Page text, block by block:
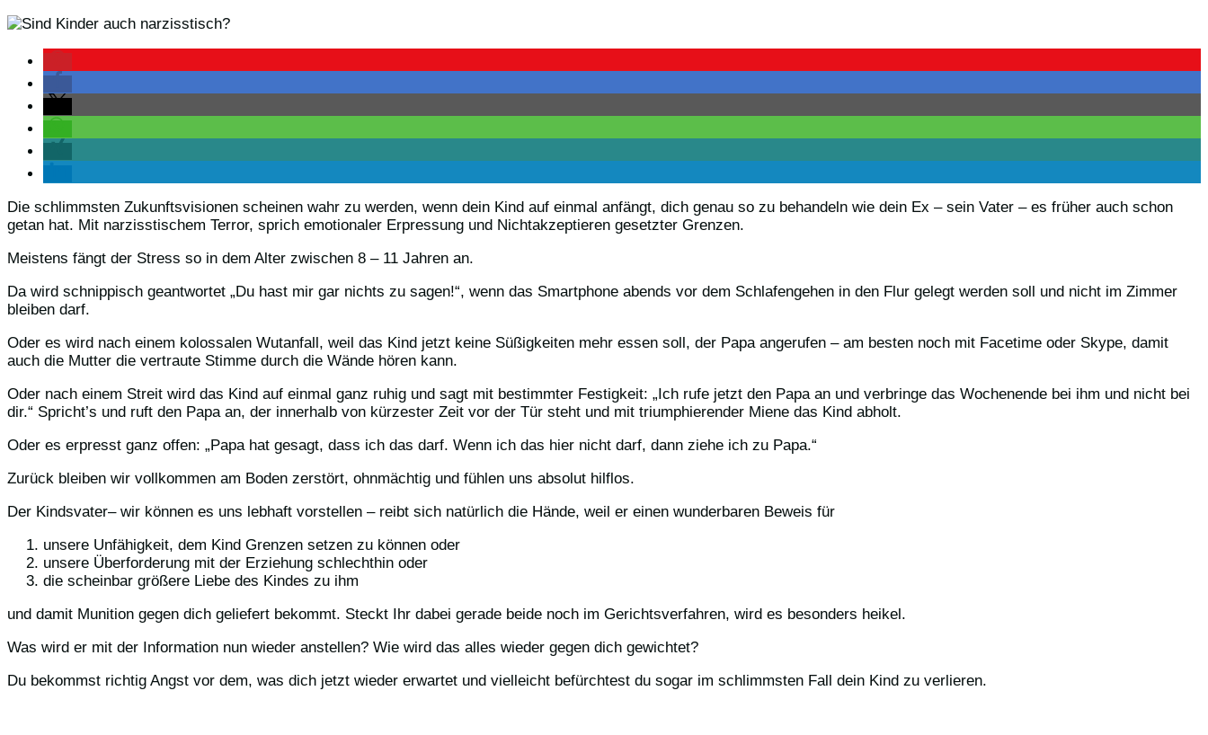
Die schlimmsten Zukunftsvisionen scheinen wahr zu werden, wenn dein Kind auf einmal anfängt, dich genau so zu behandeln wie dein Ex – sein Vater – es früher auch schon
getan hat. Mit narzisstischem Terror, sprich emotionaler Erpressung und Nichtakzeptieren gesetzter Grenzen.
Meistens fängt der Stress so in dem Alter zwischen 8 – 11 Jahren an.
Da wird schnippisch geantwortet „Du hast mir gar nichts zu sagen!“, wenn das Smartphone abends vor dem Schlafengehen in den Flur gelegt werden soll und nicht im Zimmer
bleiben darf.
Oder es wird nach einem kolossalen Wutanfall, weil das Kind jetzt keine Süßigkeiten mehr essen soll, der Papa angerufen – am besten noch mit Facetime oder Skype, damit
auch die Mutter die vertraute Stimme durch die Wände hören kann.
Oder nach einem Streit wird das Kind auf einmal ganz ruhig und sagt mit bestimmter Festigkeit: „Ich rufe jetzt den Papa an und verbringe das Wochenende bei ihm und nicht bei
dir.“ Spricht’s und ruft den Papa an, der innerhalb von kürzester Zeit vor der Tür steht und mit triumphierender Miene das Kind abholt.
Oder es erpresst ganz offen: „Papa hat gesagt, dass ich das darf. Wenn ich das hier nicht darf, dann ziehe ich zu Papa.“
Zurück bleiben wir vollkommen am Boden zerstört, ohnmächtig und fühlen uns absolut hilflos.
Der Kindsvater– wir können es uns lebhaft vorstellen – reibt sich natürlich die Hände, weil er einen wunderbaren Beweis für
unsere Unfähigkeit, dem Kind Grenzen setzen zu können oder
unsere Überforderung mit der Erziehung schlechthin oder
die scheinbar größere Liebe des Kindes zu ihm
und damit Munition gegen dich geliefert bekommt. Steckt Ihr dabei gerade beide noch im Gerichtsverfahren, wird es besonders heikel.
Was wird er mit der Information nun wieder anstellen? Wie wird das alles wieder gegen dich gewichtet?
Du bekommst richtig Angst vor dem, was dich jetzt wieder erwartet und vielleicht befürchtest du sogar im schlimmsten Fall dein Kind zu verlieren.